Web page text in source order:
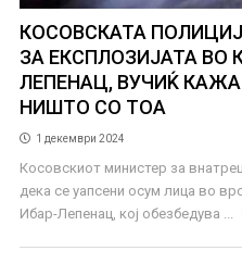
КОСОВСКАТА
ЗА ЕКСПЛОЗИЈАТА ВО
ЛЕПЕНАЦ, ВУЧИЌ
НИШТО СО ТОА
1 декември 2024
Косовскиот министер за
дека се уапсени осум лица во
Ибар-Лепенац, кој обезбедува ...